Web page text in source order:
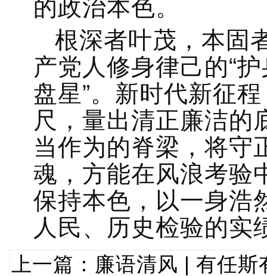
的政治本色。
根深者叶茂，本固
产党人修身律己的“
盘星”。新时代新征
尺，量出清正廉洁的
当作为的脊梁，将守
魂，方能在风浪考验
保持本色，以一身浩
人民、历史检验的实
上一篇： 廉语清风 | 有任